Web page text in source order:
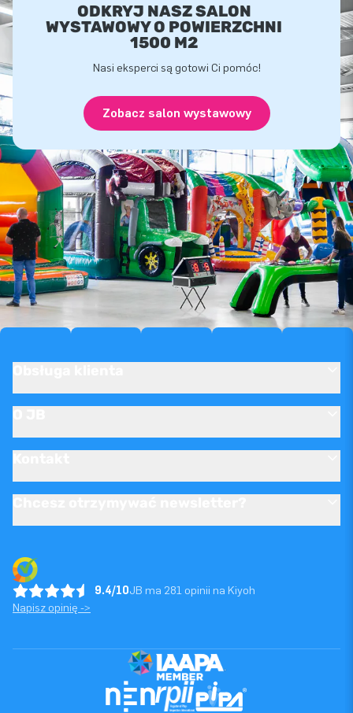
ODKRYJ NASZ SALON
WYSTAWOWY O POWIERZCHNI
1500 M2
Nasi eksperci są gotowi Ci pomóc!
Zobacz salon wystawowy
9.4/10JB ma 281 opinii na Kiyoh
Napisz opinię ->